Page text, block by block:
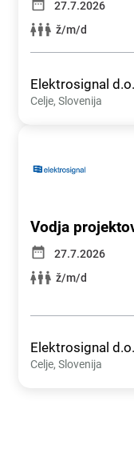
27.7.2026
ž/m/d
Elektrosignal
Celje, Slovenija
Vodja
27.7.2026
ž/m/d
Elektrosignal
Celje, Slovenija